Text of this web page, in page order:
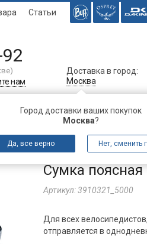
Статьи
нам
Доставка в город:
Москва
Город доставки ваших покупок
Москва?
Да, все верно Нет, сменить
Багаж Аксессуары
Сумка поясная
Артикул:3910321_5000
Для всех
отправляется в